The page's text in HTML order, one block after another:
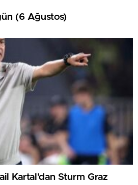
(6 Ağustos)
Kartal’dan Sturm Graz